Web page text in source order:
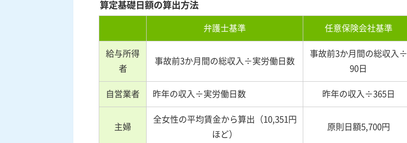
算定基礎日額の算出方法
弁護士基準 任意保険会社基準
給与所得
者
事故前3か月間の総収入÷実労働日数
事故前3か月間の総収入÷
90 日
自営業者 昨年の収入÷実労働日数 昨年の収入÷365日
主婦
全女性の平均賃金から算出（ 10,351 円
ほど）
原則日額5,700円